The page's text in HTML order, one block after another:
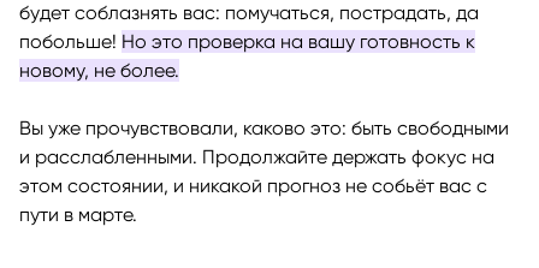
будет соблазнять вас: помучаться, пострадать, да
побольше! Но это проверка на вашу готовность к
новому, не более.
Вы уже прочувствовали, каково это: быть свободными
и расслабленными. Продолжайте держать фокус на
этом состоянии, и никакой прогноз не собьёт вас с
пути в марте.